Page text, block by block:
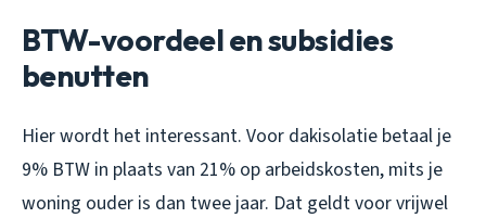
BTW-voordeel en subsidies
benutten
Hier wordt het interessant. Voor dakisolatie betaal je
9% BTW in plaats van 21% op arbeidskosten, mits je
woning ouder is dan twee jaar. Dat geldt voor vrijwel